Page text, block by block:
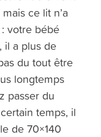
ce lit n’a
votre bébé
il a plus de
du tout être
longtemps
passer du
temps, il
de 70×140